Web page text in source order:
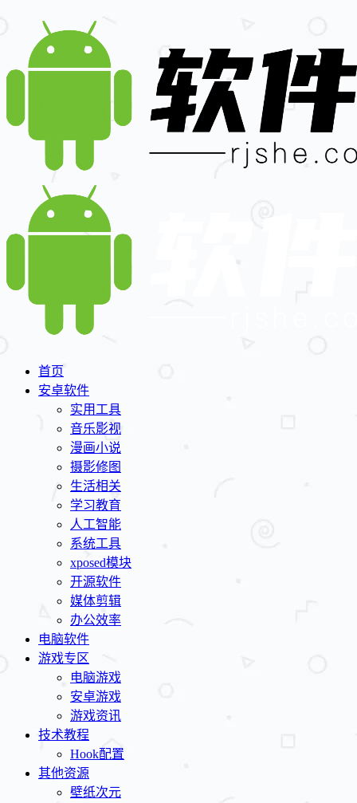
首页
安卓软件
实用工具
音乐影视
漫画小说
摄影修图
生活相关
学习教育
人工智能
系统工具
xposed模块
开源软件
媒体剪辑
办公效率
电脑软件
游戏专区
电脑游戏
安卓游戏
游戏资讯
技术教程
Hook配置
其他资源
壁纸次元